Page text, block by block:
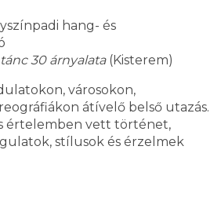
hang- és
30 árnyalata(Kisterem)
városokon,
átívelő belső utazás.
értelemben vett történet,
stílusok és érzelmek